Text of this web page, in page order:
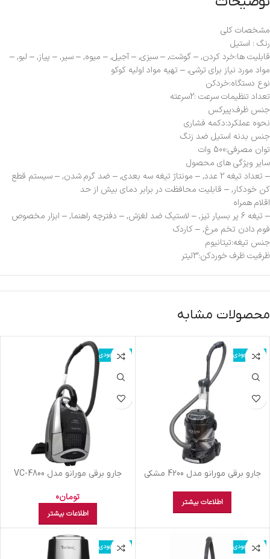
مشخصات کلی
رنگ : استیل
قابلیت ها:خرد کردن, – گوشت, – سبزی, – آجیل, – میوه, – سیر, – پیاز, – لبو, –
مواد مورد نیاز برای ترشی, – تهیه مواد اولیه کوکو
نوع دستگاه:خردکن
تعداد تنظیمات سرعت :2سرعته
جنس ظرف:پیرکس
نحوه عملکرد:دکمه فشاری
جنس بدنه استیل ضد زنگ
توان مصرفی:500 وات
سایر ویژگی های محصول
– تعداد تیغه 2 عدد, – مونتاژ تیغه سه بعدی, – ضد گرم شدن, – سیستم قطع
کن خودکار, – قابلیت محافظت در برابر دمای بیش از حد
اقلام همراه
– تیغه ۶ پر بسیار تیز, – لاستیک ضد لغزش, – دفترچه راهنما, – ابزار مخصوص
فوم دادن تخم مرغ, – کاردک
جنس تیغه:تیتانیوم
ظرفیت ظرف خوردکن:3لیتر
محصولات مشابه
اتمام موجودی
جارو برقی مورانو مدل 4200 مشکی
اطلاعات بیشتر
اتمام موجودی
جارو برقی مورانو مدل VC-4800
تومان0
اطلاعات بیشتر
اتمام موجودی اتمام موجودی